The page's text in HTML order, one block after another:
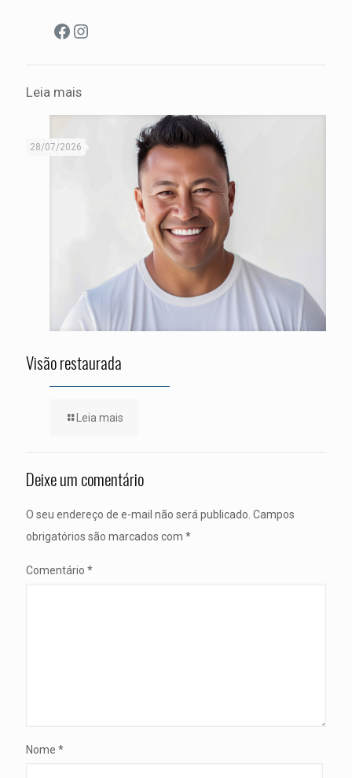
Facebook
Instagram
Leia mais
28/07/2026
Visão restaurada
Leia mais
Deixe um comentário
O seu endereço de e-mail não será publicado. Campos
obrigatórios são marcados com *
Comentário *
Nome *